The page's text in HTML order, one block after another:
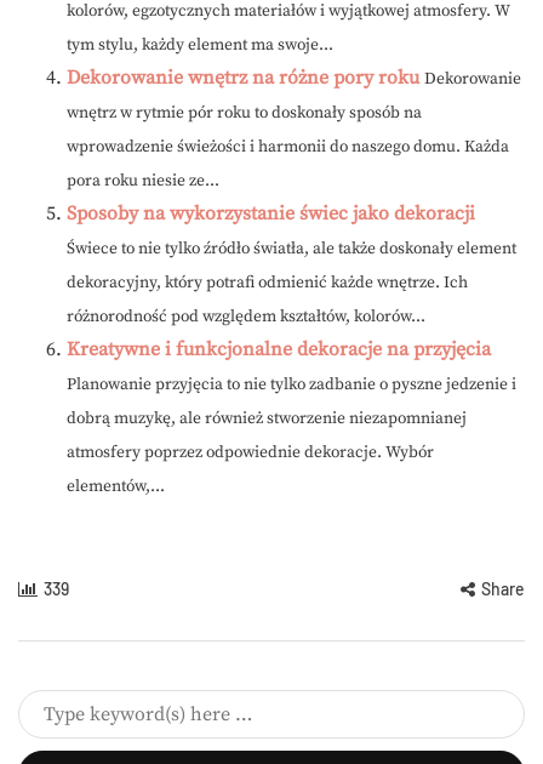
kolorów, egzotycznych materiałów i wyjątkowej atmosfery. W
tym stylu, każdy element ma swoje...
Dekorowanie wnętrz na różne pory roku Dekorowanie
wnętrz w rytmie pór roku to doskonały sposób na
wprowadzenie świeżości i harmonii do naszego domu. Każda
pora roku niesie ze...
Sposoby na wykorzystanie świec jako dekoracji
Świece to nie tylko źródło światła, ale także doskonały element
dekoracyjny, który potrafi odmienić każde wnętrze. Ich
różnorodność pod względem kształtów, kolorów...
Kreatywne i funkcjonalne dekoracje na przyjęcia
Planowanie przyjęcia to nie tylko zadbanie o pyszne jedzenie i
dobrą muzykę, ale również stworzenie niezapomnianej
atmosfery poprzez odpowiednie dekoracje. Wybór
elementów,...
339 Share